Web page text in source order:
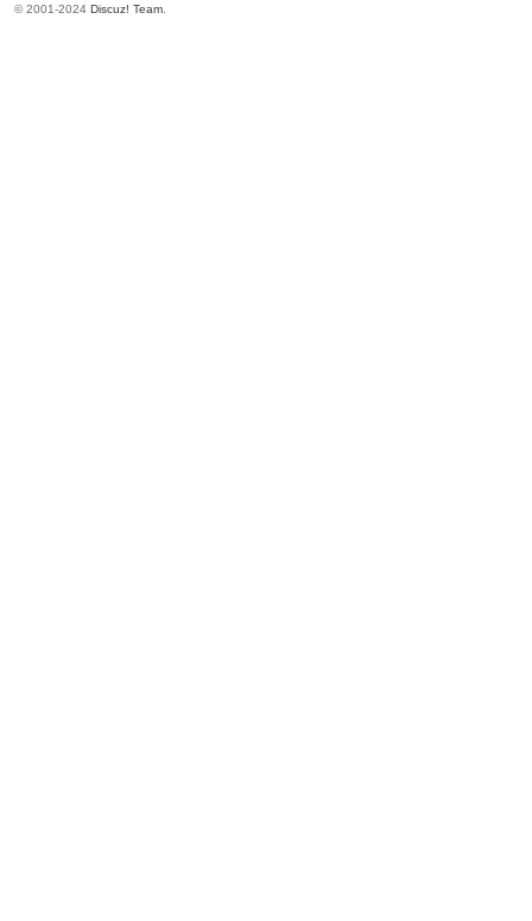
© 2001-2024 Discuz! Team